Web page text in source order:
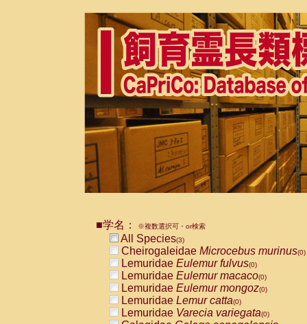
■学名： ※複数選択可・or検索
All Species(3)
Cheirogaleidae Microcebus murinus(0)
Lemuridae Eulemur fulvus(0)
Lemuridae Eulemur macaco(0)
Lemuridae Eulemur mongoz(0)
Lemuridae Lemur catta(0)
Lemuridae Varecia variegata(0)